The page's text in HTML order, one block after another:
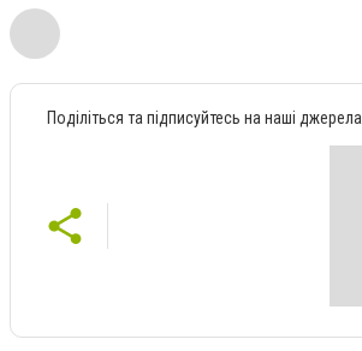
Поділіться та підписуйтесь на наші джерела